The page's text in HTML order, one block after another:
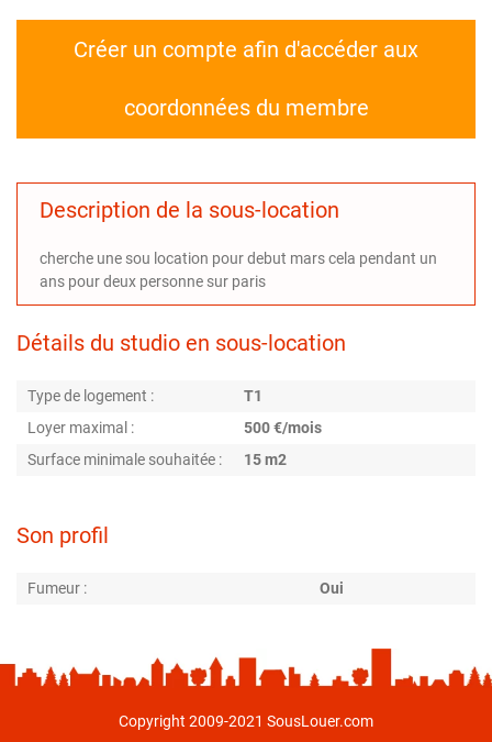
Créer un compte afin d'accéder aux
coordonnées du membre
Description de la sous-location
cherche une sou location pour debut mars cela pendant un
ans pour deux personne sur paris
Détails du studio en sous-location
Type de logement :
T1
Loyer maximal :
500 €/mois
Surface minimale souhaitée :
15 m2
Son profil
Fumeur : Oui
Copyright 2009-2021 SousLouer.com